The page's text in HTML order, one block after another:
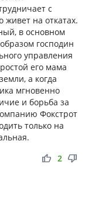
с
на откатах.
в основном
господин
управления
его мама
а когда
мгновенно
и борьба за
Фокстрот
только на
thumb_up thumb_down
2